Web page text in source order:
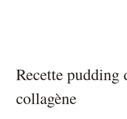
Recette pudding
collagène